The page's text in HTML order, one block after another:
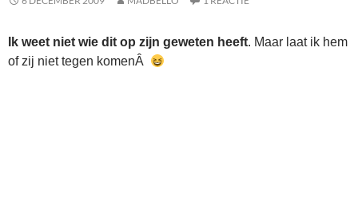
Ik weet niet wie dit op zijn geweten heeft. Maar laat ik hem
of zij niet tegen komenÂ